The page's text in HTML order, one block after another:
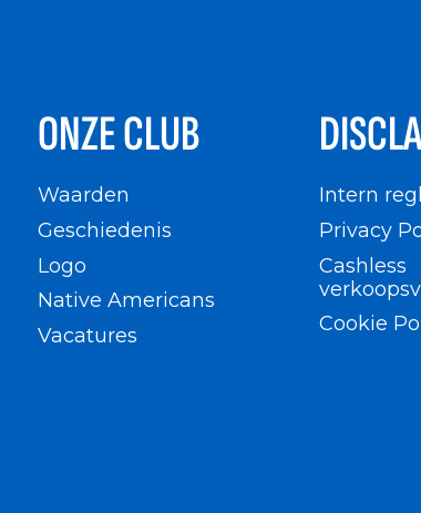
ONZE CLUB
Waarden
Geschiedenis
Logo
Native Americans
Vacatures
Intern
Privacy
Cashless
Cookie